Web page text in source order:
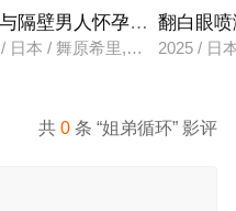
隔壁男人怀孕性爱
日本 / 舞原希里,佐川金二
翻白眼
2025 / 日
共0 条 “姐弟循环” 影评